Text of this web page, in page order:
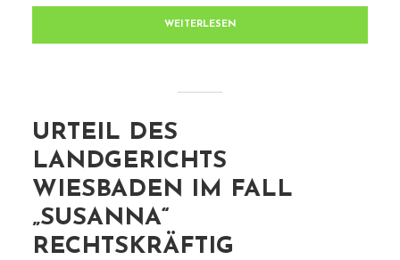
WEITERLESEN
URTEIL DES
LANDGERICHTS
WIESBADEN IM FALL
„SUSANNA“
RECHTSKRÄFTIG